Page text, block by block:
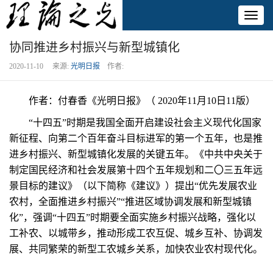
协同推进乡村振兴与新型城镇化
2020-11-10 来源: 光明日报 作者:
作者：付春香《光明日报》（ 2020年11月10日11版）
“十四五”时期是我国全面开启建设社会主义现代化国家
新征程、向第二个百年奋斗目标进军的第一个五年，也是推
进乡村振兴、新型城镇化发展的关键五年。《中共中央关于
制定国民经济和社会发展第十四个五年规划和二〇三五年远
景目标的建议》（以下简称《建议》）提出“优先发展农业
农村，全面推进乡村振兴”“推进区域协调发展和新型城镇
化”，强调“十四五”时期要全面实施乡村振兴战略，强化以
工补农、以城带乡，推动形成工农互促、城乡互补、协调发
展、共同繁荣的新型工农城乡关系，加快农业农村现代化。